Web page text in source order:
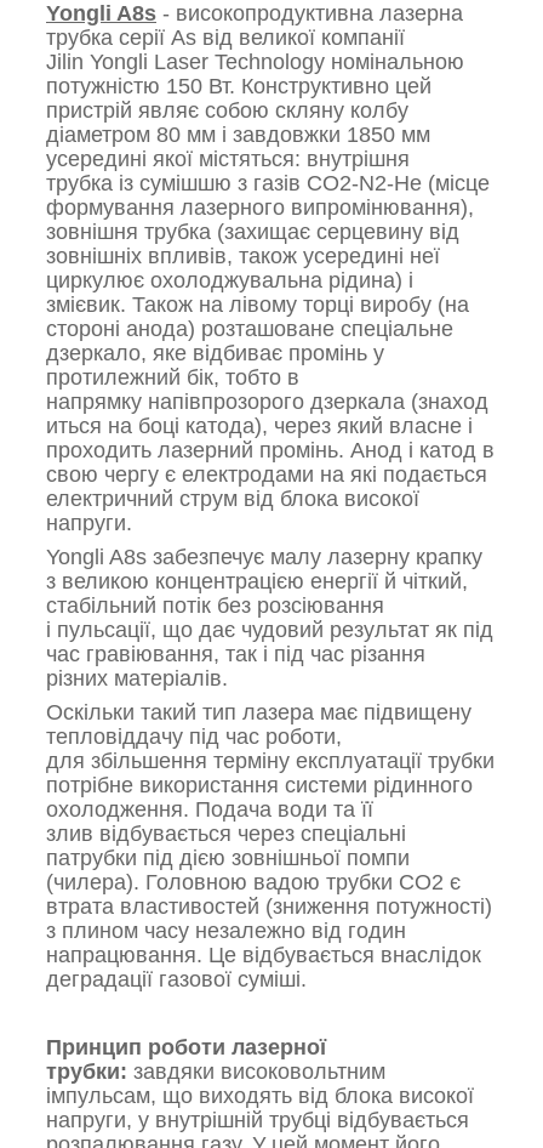
Yongli A8s - високопродуктивна лазерна
трубка серії As від великої компанії
Jilin Yongli Laser Technology номінальною
потужністю 150 Вт. Конструктивно цей
пристрій являє собою скляну колбу
діаметром 80 мм і завдовжки 1850 мм
усередині якої містяться: внутрішня
трубка із сумішшю з газів CO2-N2-He (місце
формування лазерного випромінювання),
зовнішня трубка (захищає серцевину від
зовнішніх впливів, також усередині неї
циркулює охолоджувальна рідина) і
змієвик. Також на лівому торці виробу (на
стороні анода) розташоване спеціальне
дзеркало, яке відбиває промінь у
протилежний бік, тобто в
напрямку напівпрозорого дзеркала (знаход
иться на боці катода), через який власне і
проходить лазерний промінь. Анод і катод в
свою чергу є електродами на які подається
електричний струм від блока високої
напруги.
Yongli A8s забезпечує малу лазерну крапку
з великою концентрацією енергії й чіткий,
стабільний потік без розсіювання
і пульсації, що дає чудовий результат як під
час гравіювання, так і під час різання
різних матеріалів.
Оскільки такий тип лазера має підвищену
тепловіддачу під час роботи,
для збільшення терміну експлуатації трубки
потрібне використання системи рідинного
охолодження. Подача води та її
злив відбувається через спеціальні
патрубки під дією зовнішньої помпи
(чилера). Головною вадою трубки CO2 є
втрата властивостей (зниження потужності)
з плином часу незалежно від годин
напрацювання. Це відбувається внаслідок
деградації газової суміші.
Принцип роботи лазерної
трубки: завдяки високовольтним
імпульсам, що виходять від блока високої
напруги, у внутрішній трубці відбувається